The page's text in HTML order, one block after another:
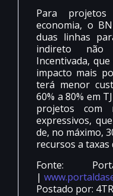
Para
economia, o
duas linhas
indireto não
Incentivada,
impacto mais
terá menor
60% a 80% em
projetos com
expressivos,
de, no máximo,
recursos a taxas
Fonte:
|
Postado por: